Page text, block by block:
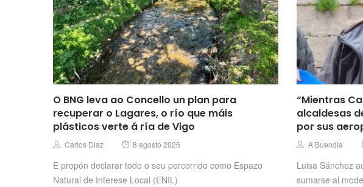
O BNG leva ao Concello un plan para
recuperar o Lagares, o río que máis
plásticos verte á ría de Vigo
Author
Carlos Diaz
Posted
8 agosto 2026
E propón declarar todo o seu percorrido como Espazo
Natural de Interese Local (ENIL)
“Mientras
alcaldesas
por sus
Author
A Buendia
Luisa Sánchez
sumarse al